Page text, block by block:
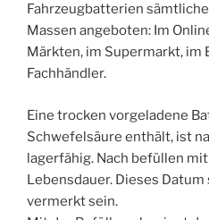
Fahrzeugbatterien
Massen angeboten: Im
Märkten, im Supermarkt, im
Fachhändler.
Eine trocken vorgeladene
Schwefelsäure enthält, ist
lagerfähig. Nach befüllen
Lebensdauer. Dieses
vermerkt sein.